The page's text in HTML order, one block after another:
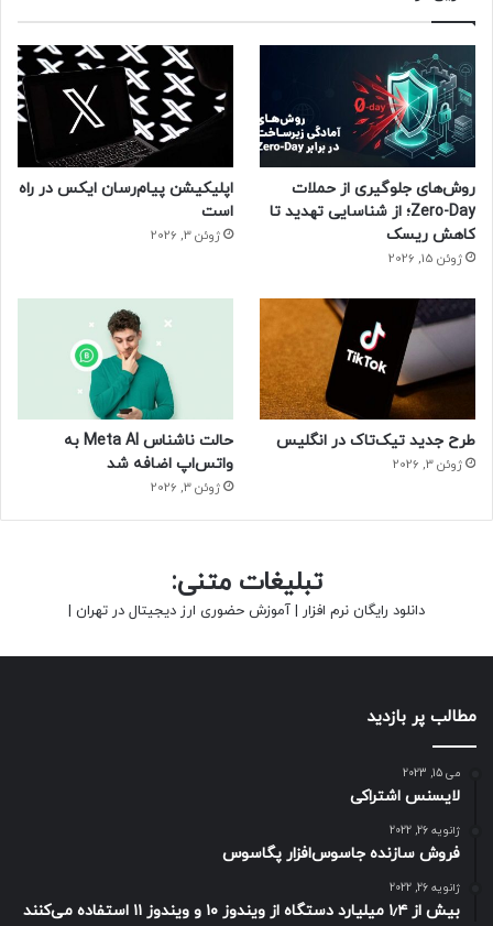
روش‌های جلوگیری از حملات
Zero-Day؛ از شناسایی تهدید تا
کاهش ریسک
ژوئن 15, 2026
اپلیکیشن پیام‌رسان ایکس در راه
است
ژوئن 3, 2026
طرح جدید تیک‌تاک در انگلیس
ژوئن 3, 2026
حالت ناشناس Meta AI به
واتس‌اپ اضافه شد
ژوئن 3, 2026
تبلیغات متنی:
دانلود رایگان نرم افزار | آموزش حضوری ارز دیجیتال در تهران |
مطالب پر بازدید
می 15, 2023
لایسنس اشتراکی
ژانویه 26, 2022
فروش سازنده جاسوس‌افزار پگاسوس
ژانویه 26, 2022
بیش از ۱٫۴ میلیارد دستگاه از ویندوز ۱۰ و ویندوز ۱۱ استفاده می‌کنند